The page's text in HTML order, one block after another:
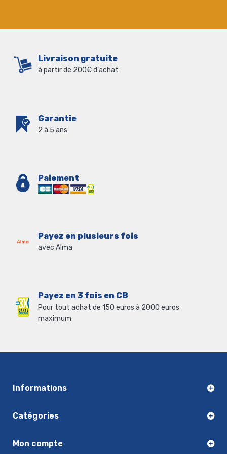
Livraison gratuite
à partir de 200€ d'achat
Garantie
2 à 5 ans
Paiement
Payez en plusieurs fois
avec Alma
Payez en 3 fois en CB
Pour tout achat de 150 euros à 2000 euros
maximum
Informations
Catégories
Mon compte